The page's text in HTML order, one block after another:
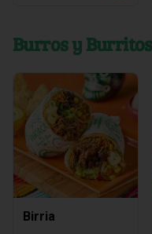
Burros y Burritos
Birria